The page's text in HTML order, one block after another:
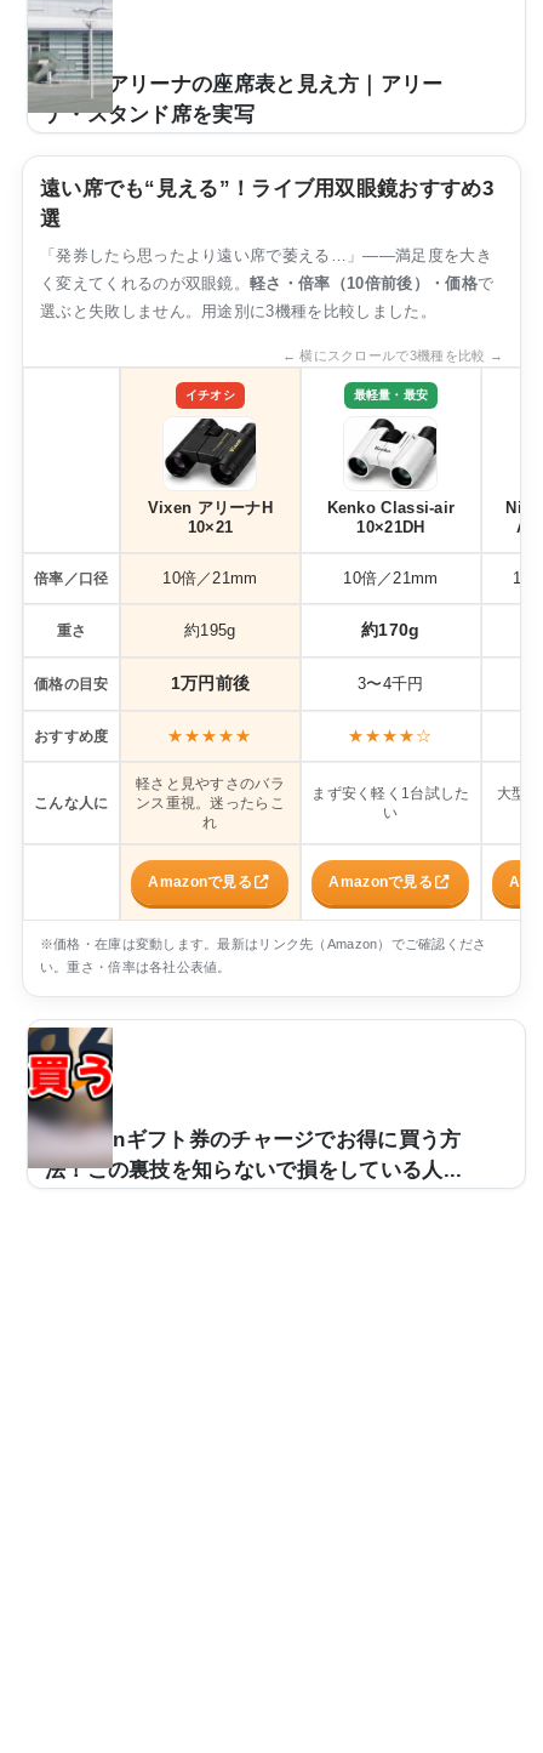
収容人数は約15,000人。ステージを組むライブ・コンサ
ートでは約13,000人規模で使われることが多く、有名ア
ーティストのツアーでも定番の会場です。最寄りは地下
鉄呉服町駅で徒歩約17分、博多駅や天神からは西鉄バ
ス...
エコパアリーナの座席表と見え方｜アリー
ナ・スタンド席を実写
ーナ（小笠山総合運動公園アリーナ）」。キャパは最大
10,000人と、静岡県内でも屈指の規模を誇る大型アリー
ナです。「エコパアリーナのライブに行くけれど、自分
の座席からの見え方ってどうなの？」と気になっている
方も多いはずです。そこでこの記事では、座席表とキャ
パを整理したうえで、アリーナ席（1階）・東西のスタ
し、見やすい席はどこなのかまでまとめました。エコパ
アリーナの座席表とキャパは？エコパアリーナの座席
遠い席でも“見える”！ライブ用双眼鏡おすすめ3
選
「発券したら思ったより遠い席で萎える…」——満足度を大き
く変えてくれるのが双眼鏡。軽さ・倍率（10倍前後）・価格で
選ぶと失敗しません。用途別に3機種を比較しました。
← 横にスクロールで3機種を比較 →
イチオシ
Vixen アリーナH
10×21
最軽量・最安
Kenko Classi-air
10×21DH
倍率／口径 10倍／21mm 10倍／21mm 10-
重さ 約195g 約170g
価格の目安 1万円前後 3〜4千円
おすすめ度 ★★★★★ ★★★★☆
こんな人に
軽さと見やすさのバラ
ンス重視。迷ったらこ
れ
まず安く軽く1台試した
い
大型
Amazonで見る Amazonで見る
※価格・在庫は変動します。最新はリンク先（Amazon）でご確認くださ
い。重さ・倍率は各社公表値。
Amazonギフト券のチャージでお得に買う方
法！この裏技を知らないで損をしている人...